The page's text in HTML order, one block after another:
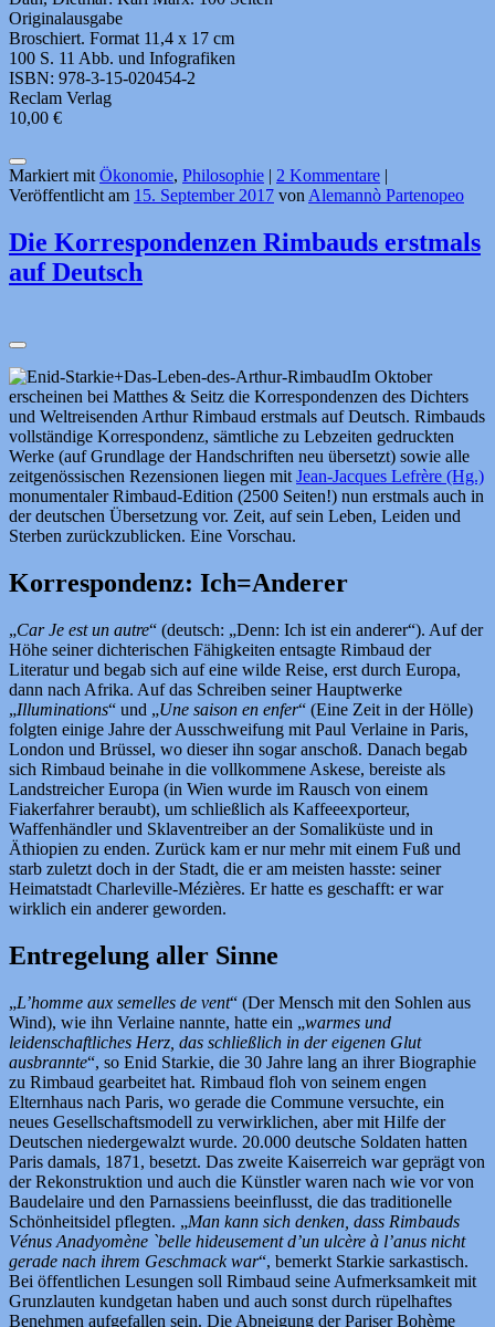
Originalausgabe
Broschiert. Format 11,4 x 17 cm
100 S. 11 Abb. und Infografiken
ISBN: 978-3-15-020454-2
Reclam Verlag
10,00 €
Markiert mit Ökonomie, Philosophie | 2 Kommentare |
Veröffentlicht am 15. September 2017 von Alemannò Partenopeo
Die Korrespondenzen Rimbauds erstmals
auf Deutsch
Im Oktober
erscheinen bei Matthes & Seitz die Korrespondenzen des Dichters
und Weltreisenden Arthur Rimbaud erstmals auf Deutsch. Rimbauds
vollständige Korrespondenz, sämtliche zu Lebzeiten gedruckten
Werke (auf Grundlage der Handschriften neu übersetzt) sowie alle
zeitgenössischen Rezensionen liegen mit Jean-Jacques Lefrère (Hg.)
monumentaler Rimbaud-Edition (2500 Seiten!) nun erstmals auch in
der deutschen Übersetzung vor. Zeit, auf sein Leben, Leiden und
Sterben zurückzublicken. Eine Vorschau.
Korrespondenz: Ich=Anderer
„Car Je est un autre“ (deutsch: „Denn: Ich ist ein anderer“). Auf der
Höhe seiner dichterischen Fähigkeiten entsagte Rimbaud der
Literatur und begab sich auf eine wilde Reise, erst durch Europa,
dann nach Afrika. Auf das Schreiben seiner Hauptwerke
„Illuminations“ und „Une saison en enfer“ (Eine Zeit in der Hölle)
folgten einige Jahre der Ausschweifung mit Paul Verlaine in Paris,
London und Brüssel, wo dieser ihn sogar anschoß. Danach begab
sich Rimbaud beinahe in die vollkommene Askese, bereiste als
Landstreicher Europa (in Wien wurde im Rausch von einem
Fiakerfahrer beraubt), um schließlich als Kaffeeexporteur,
Waffenhändler und Sklaventreiber an der Somaliküste und in
Äthiopien zu enden. Zurück kam er nur mehr mit einem Fuß und
starb zuletzt doch in der Stadt, die er am meisten hasste: seiner
Heimatstadt Charleville-Mézières. Er hatte es geschafft: er war
wirklich ein anderer geworden.
Entregelung aller Sinne
„L’homme aux semelles de vent“ (Der Mensch mit den Sohlen aus
Wind), wie ihn Verlaine nannte, hatte ein „warmes und
leidenschaftliches Herz, das schließlich in der eigenen Glut
ausbrannte“, so Enid Starkie, die 30 Jahre lang an ihrer Biographie
zu Rimbaud gearbeitet hat. Rimbaud floh von seinem engen
Elternhaus nach Paris, wo gerade die Commune versuchte, ein
neues Gesellschaftsmodell zu verwirklichen, aber mit Hilfe der
Deutschen niedergewalzt wurde. 20.000 deutsche Soldaten hatten
Paris damals, 1871, besetzt. Das zweite Kaiserreich war geprägt von
der Rekonstruktion und auch die Künstler waren nach wie vor von
Baudelaire und den Parnassiens beeinflusst, die das traditionelle
Schönheitsidel pflegten. „Man kann sich denken, dass Rimbauds
Vénus Anadyomène `belle hideusement d’un ulcère à l’anus nicht
gerade nach ihrem Geschmack war“, bemerkt Starkie sarkastisch.
Bei öffentlichen Lesungen soll Rimbaud seine Aufmerksamkeit mit
Grunzlauten kundgetan haben und auch sonst durch rüpelhaftes
Benehmen aufgefallen sein. Die Abneigung der Pariser Bohème